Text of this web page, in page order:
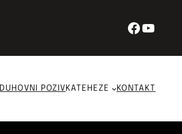
DUHOVNI POZIV KATEHEZE KONTAKT